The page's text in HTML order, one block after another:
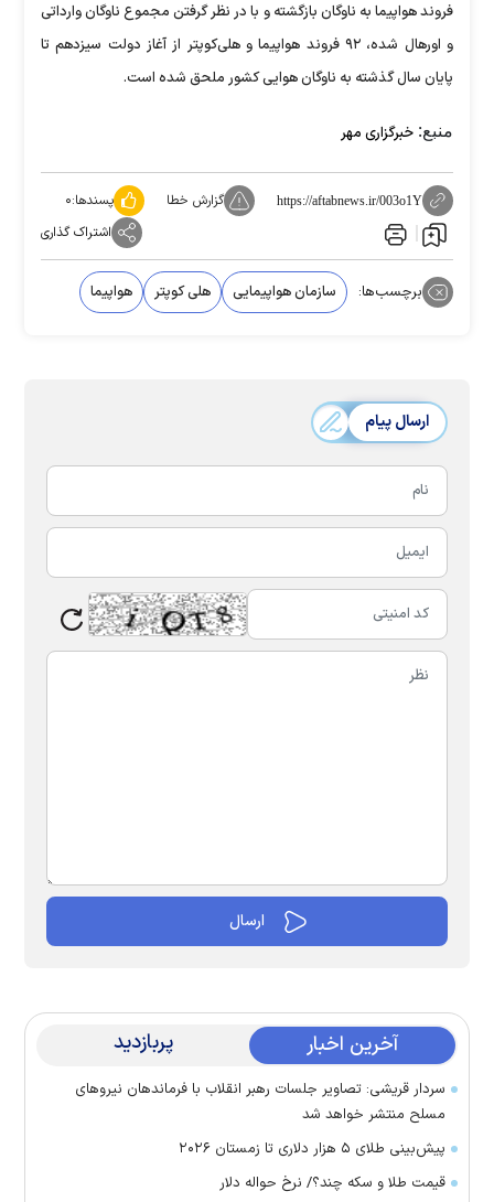
فروند هواپیما به ناوگان بازگشته و با در نظر گرفتن مجموع ناوگان وارداتی
و اورهال شده، ۹۲ فروند هواپیما و هلی‌کوپتر از آغاز دولت سیزدهم تا
پایان سال گذشته به ناوگان هوایی کشور ملحق شده است.
منبع: خبرگزاری مهر
https://aftabnews.ir/003o1Y گزارش خطا پسندها:۰
اشتراک گذاری
برچسب‌ها: سازمان هواپیمایی هلی کوپتر هواپیما
ارسال پیام
آخرین اخبار پربازدید
سردار قریشی: تصاویر جلسات رهبر انقلاب با فرماندهان نیرو‌های
مسلح منتشر خواهد شد
پیش‌بینی طلای ۵ هزار دلاری تا زمستان ۲۰۲۶
قیمت طلا و سکه چند؟/ نرخ حواله دلار